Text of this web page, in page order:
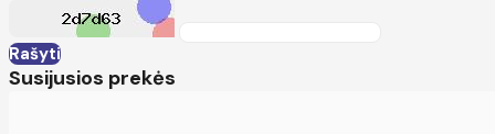
Rašyti
Susijusios prekės